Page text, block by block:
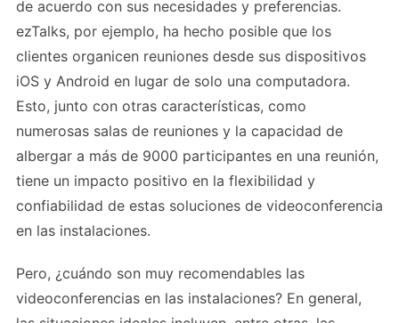
de acuerdo con sus necesidades y preferencias.
ezTalks, por ejemplo, ha hecho posible que los
clientes organicen reuniones desde sus dispositivos
iOS y Android en lugar de solo una computadora.
Esto, junto con otras características, como
numerosas salas de reuniones y la capacidad de
albergar a más de 9000 participantes en una reunión,
tiene un impacto positivo en la flexibilidad y
confiabilidad de estas soluciones de videoconferencia
en las instalaciones.
Pero, ¿cuándo son muy recomendables las
videoconferencias en las instalaciones? En general,